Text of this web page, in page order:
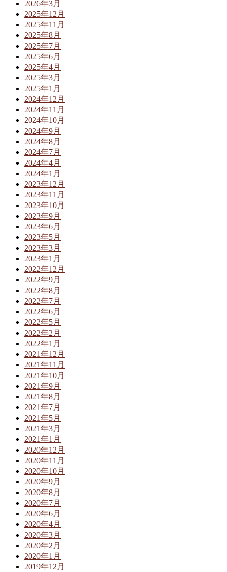
2026年3月
2025年12月
2025年11月
2025年8月
2025年7月
2025年6月
2025年4月
2025年3月
2025年1月
2024年12月
2024年11月
2024年10月
2024年9月
2024年8月
2024年7月
2024年4月
2024年1月
2023年12月
2023年11月
2023年10月
2023年9月
2023年6月
2023年5月
2023年3月
2023年1月
2022年12月
2022年9月
2022年8月
2022年7月
2022年6月
2022年5月
2022年2月
2022年1月
2021年12月
2021年11月
2021年10月
2021年9月
2021年8月
2021年7月
2021年5月
2021年3月
2021年1月
2020年12月
2020年11月
2020年10月
2020年9月
2020年8月
2020年7月
2020年6月
2020年4月
2020年3月
2020年2月
2020年1月
2019年12月